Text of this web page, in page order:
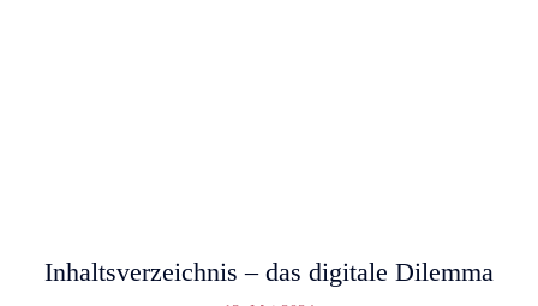
Inhaltsverzeichnis – das digitale Dilemma